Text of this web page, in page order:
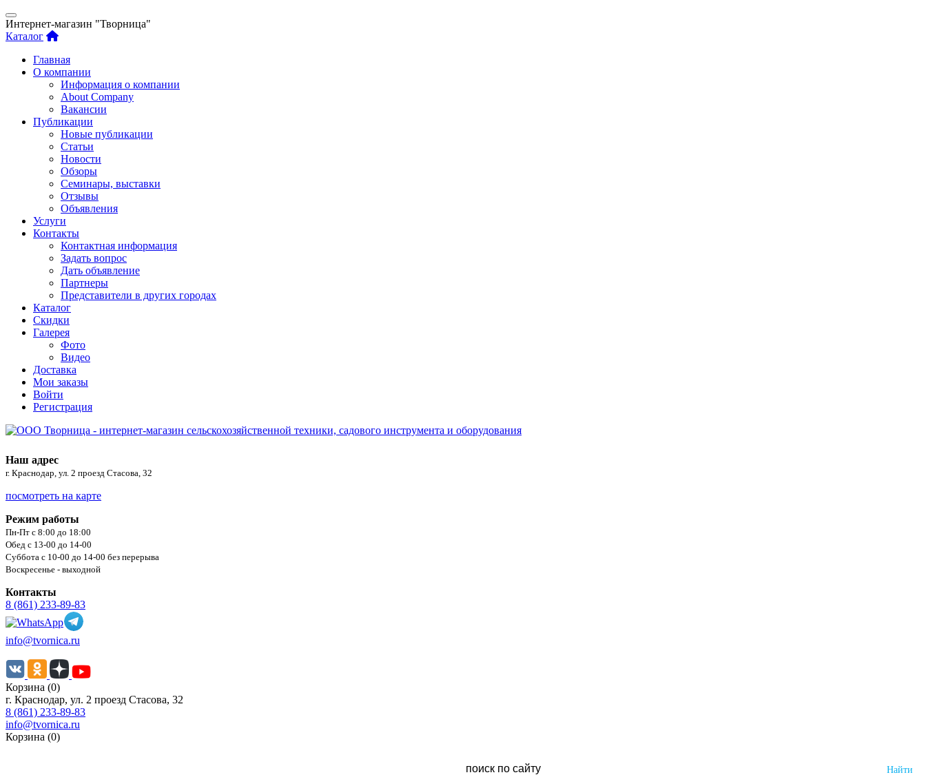
Интернет-магазин "Творница"
Каталог
Главная
О компании
Информация о компании
About Company
Вакансии
Публикации
Новые публикации
Статьи
Новости
Обзоры
Семинары, выставки
Отзывы
Объявления
Услуги
Контакты
Контактная информация
Задать вопрос
Дать объявление
Партнеры
Представители в других городах
Каталог
Скидки
Галерея
Фото
Видео
Доставка
Мои заказы
Войти
Регистрация
Наш адрес
г. Краснодар, ул. 2 проезд Стасова, 32
посмотреть на карте
Режим работы
Пн-Пт с 8:00 до 18:00
Обед с 13-00 до 14-00
Суббота с 10-00 до 14-00 без перерыва
Воскресенье - выходной
Контакты
8 (861) 233-89-83
info@tvornica.ru
Корзина (0)
г. Краснодар, ул. 2 проезд Стасова, 32
8 (861) 233-89-83
info@tvornica.ru
Корзина (0)